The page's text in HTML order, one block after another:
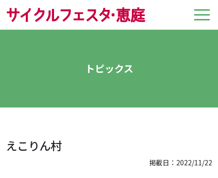
トピックス
えこりん村
掲載日：2022/11/22